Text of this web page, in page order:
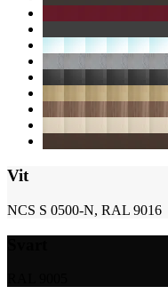
Vit
NCS S 0500-N, RAL 9016